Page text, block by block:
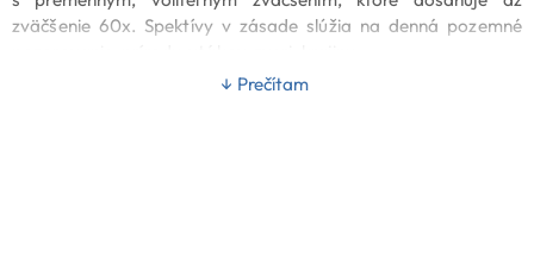
zväčšenie 60x. Spektívy v zásade slúžia na denná pozemné
↓ Prečítam